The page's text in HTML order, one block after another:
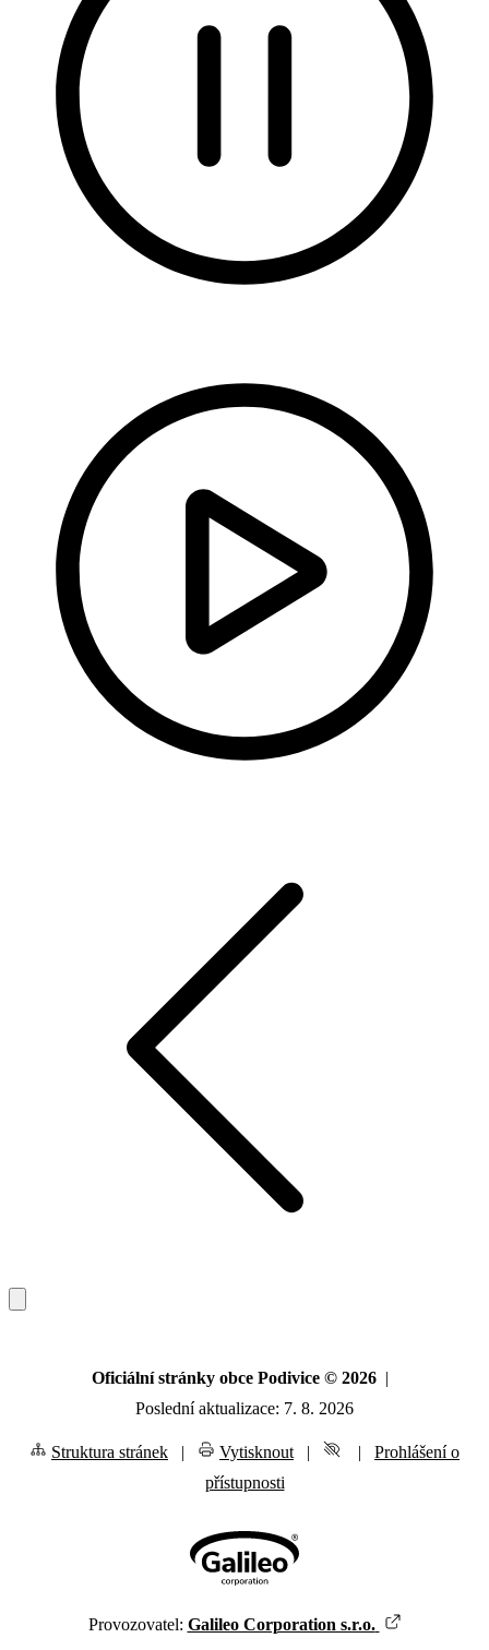
Oficiální stránky obce Podivice © 2026 |
Poslední aktualizace: 7. 8. 2026
Struktura stránek | Vytisknout | |
Prohlášení o
přístupnosti
Provozovatel: Galileo Corporation s.r.o.